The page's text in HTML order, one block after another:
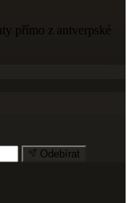
přímo z antverpské
Odebírat